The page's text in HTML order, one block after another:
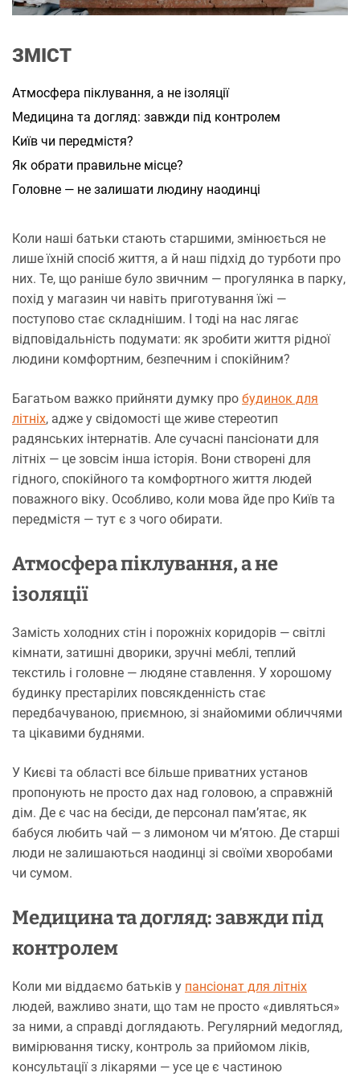
а
ЗМІСТ
Атмосфера піклування, а не ізоляції
Медицина та догляд: завжди під контролем
Київ чи передмістя?
Як обрати правильне місце?
Головне — не залишати людину наодинці
Коли наші батьки стають старшими, змінюється не
лише їхній спосіб життя, а й наш підхід до турботи про
них. Те, що раніше було звичним — прогулянка в парку,
похід у магазин чи навіть приготування їжі —
поступово стає складнішим. І тоді на нас лягає
відповідальність подумати: як зробити життя рідної
людини комфортним, безпечним і спокійним?
Багатьом важко прийняти думку про будинок для
літніх, адже у свідомості ще живе стереотип
радянських інтернатів. Але сучасні пансіонати для
літніх — це зовсім інша історія. Вони створені для
гідного, спокійного та комфортного життя людей
поважного віку. Особливо, коли мова йде про Київ та
передмістя — тут є з чого обирати.
Атмосфера піклування, а не
ізоляції
Замість холодних стін і порожніх коридорів — світлі
кімнати, затишні дворики, зручні меблі, теплий
текстиль і головне — людяне ставлення. У хорошому
будинку престарілих повсякденність стає
передбачуваною, приємною, зі знайомими обличчями
та цікавими буднями.
У Києві та області все більше приватних установ
пропонують не просто дах над головою, а справжній
дім. Де є час на бесіди, де персонал пам’ятає, як
бабуся любить чай — з лимоном чи м’ятою. Де старші
люди не залишаються наодинці зі своїми хворобами
чи сумом.
Медицина та догляд: завжди під
контролем
Коли ми віддаємо батьків у пансіонат для літніх
людей, важливо знати, що там не просто «дивляться»
за ними, а справді доглядають. Регулярний медогляд,
вимірювання тиску, контроль за прийомом ліків,
консультації з лікарями — усе це є частиною